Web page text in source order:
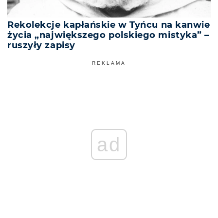
Rekolekcje kapłańskie w Tyńcu na kanwie
życia „największego polskiego mistyka” –
ruszyły zapisy
REKLAMA
ad